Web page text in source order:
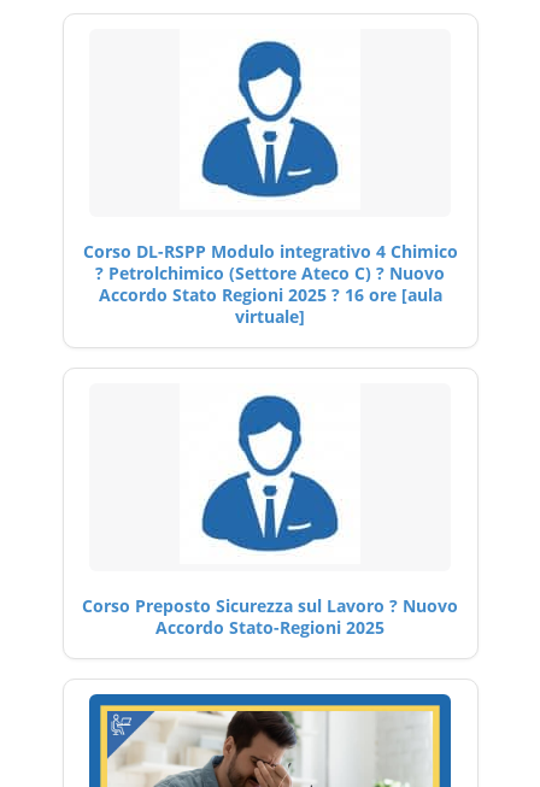
Corso DL-RSPP Modulo integrativo 4 Chimico
? Petrolchimico (Settore Ateco C) ? Nuovo
Accordo Stato Regioni 2025 ? 16 ore [aula
virtuale]
Corso Preposto Sicurezza sul Lavoro ? Nuovo
Accordo Stato-Regioni 2025